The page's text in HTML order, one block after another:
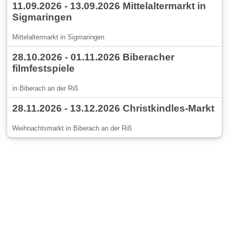
11.09.2026 - 13.09.2026 Mittelaltermarkt in
Sigmaringen
Mittelaltermarkt in Sigmaringen
28.10.2026 - 01.11.2026 Biberacher
filmfestspiele
in Biberach an der Riß
28.11.2026 - 13.12.2026 Christkindles-Markt
Weihnachtsmarkt in Biberach an der Riß